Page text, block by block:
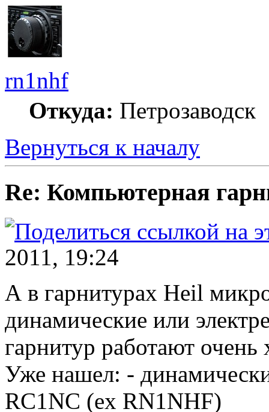
rn1nhf
Откуда: Петрозаводск
Вернуться к началу
Re: Компьютерная
2011, 19:24
А в гарнитурах Heil
динамические или
гарнитур работают
Уже нашел: -
RC1NC (ex RN1NHF)